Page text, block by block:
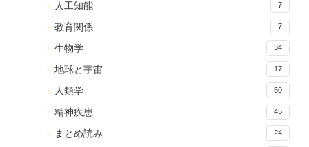
人工知能 7
教育関係 7
生物学 34
地球と宇宙 17
人類学 50
精神疾患 45
まとめ読み 24